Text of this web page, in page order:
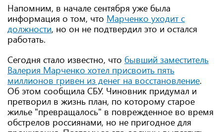
Напомним, в начале сентября уже была
информация о том, что Марченко уходит с
должности, но он не подтвердил это и остался
работать.
Сегодня стало известно, что бывший заместитель
Валерия Марченко хотел присвоить пять
миллионов гривен из денег на восстановление.
Об этом сообщила СБУ. Чиновник придумал и
претворил в жизнь план, по которому старое
жилье "превращалось" в поврежденное во время
обстрелов россиянами, но не пригодное для